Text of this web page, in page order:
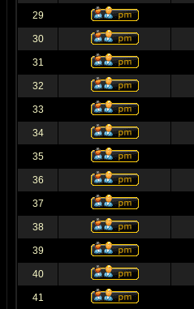
29
30
31
32
33
34
35
36
37
38
39
40
41